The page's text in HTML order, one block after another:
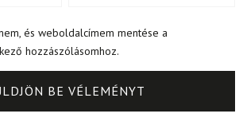
és weboldalcímem mentése a
hozzászólásomhoz.